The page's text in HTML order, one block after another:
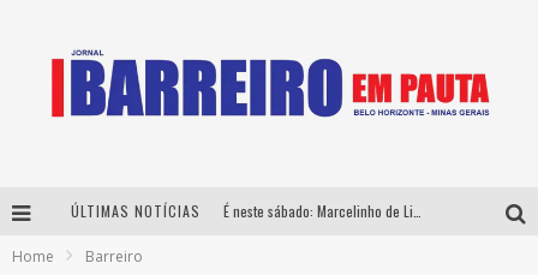
ÚLTIMAS NOTÍCIAS
Home Barreiro